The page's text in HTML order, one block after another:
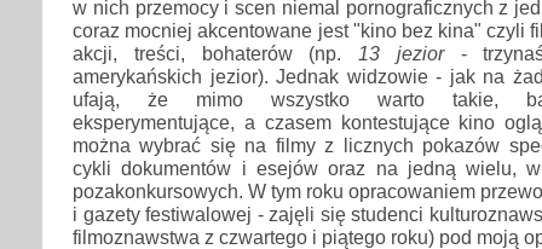
w nich przemocy i scen niemal pornograficznych z
coraz mocniej akcentowane jest "kino bez kina" czyli
akcji, treści, bohaterów (np.
13 jezior-
amerykańskich jezior). Jednak widzowie - jak na
ufają, że mimo wszystko warto takie,
eksperymentujące, a czasem kontestujące kino
można wybrać się na filmy z licznych pokazów
cykli dokumentów i esejów oraz na jedną wielu,
pozakonkursowych. W tym roku opracowaniem
i gazety festiwalowej - zajęli się studenci
filmoznawstwa z czwartego i piątego roku) pod moją